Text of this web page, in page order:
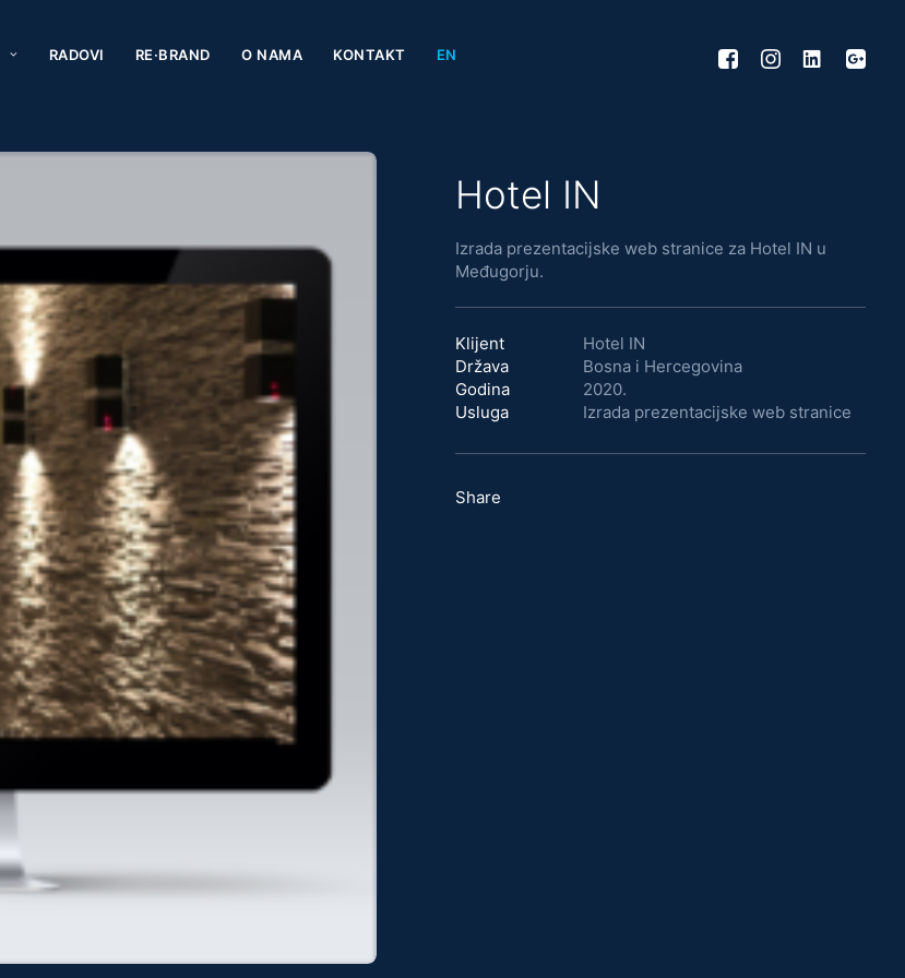
RADOVI RE·BRAND O NAMA KONTAKT EN
Hotel IN
Izrada prezentacijske web stranice za Hotel IN u
Međugorju.
Klijent
Hotel IN
Država
Bosna i Hercegovina
Godina
2020.
Usluga
Izrada prezentacijske web stranice
Share